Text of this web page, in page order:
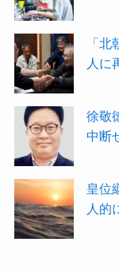
「
人に
徐敬
中断
皇位
人的